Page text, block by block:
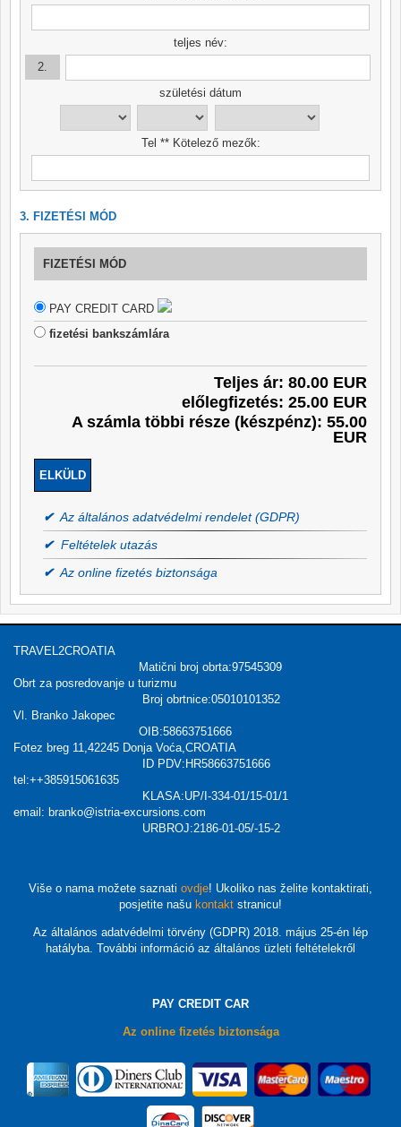
teljes név:
2.
születési dátum
Tel ** Kötelező mezők:
3. FIZETÉSI MÓD
FIZETÉSI MÓD
PAY CREDIT CARD
fizetési bankszámlára
Teljes ár: 80.00 EUR
előlegfizetés: 25.00 EUR
A számla többi része (készpénz): 55.00
EUR
✔ Az általános adatvédelmi rendelet (GDPR)
✔ Feltételek utazás
✔ Az online fizetés biztonsága
TRAVEL2CROATIA
Matični broj obrta:97545309
Obrt za posredovanje u turizmu
Broj obrtnice:05010101352
Vl. Branko Jakopec
OIB:58663751666
Fotez breg 11,42245 Donja Voća,CROATIA
ID PDV:HR58663751666
tel:++385915061635
KLASA:UP/I-334-01/15-01/1
email: branko@istria-excursions.com
URBROJ:2186-01-05/-15-2
Više o nama možete saznati ovdje! Ukoliko nas želite kontaktirati,
posjetite našu kontakt stranicu!
Az általános adatvédelmi törvény (GDPR) 2018. május 25-én lép
hatályba. További információ az általános üzleti feltételekről
PAY CREDIT CAR
Az online fizetés biztonsága